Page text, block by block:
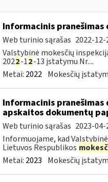
Informacinis pranešimas
Web turinio sąrašas 2022-12-
Valstybinė mokesčių
2022-12-13 įstatymu Nr....
Metai: 2022 Mokesčių
Informacinis pranešimas
apskaitos dokumentų
Web turinio sąrašas 2023-04-
Informuojame, kad Valstybinė
Lietuvos Respublikos
Metai: 2023 Mokesčių